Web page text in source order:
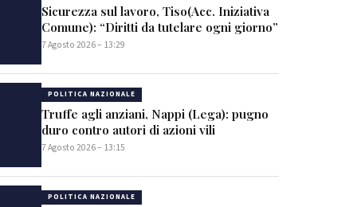
Sicurezza sul lavoro, Tiso(Acc. Iniziativa
Comune): “Diritti da tutelare ogni giorno”
7 Agosto 2026 – 13:29
POLITICA NAZIONALE
Truffe agli anziani, Nappi (Lega): pugno
duro contro autori di azioni vili
7 Agosto 2026 – 13:15
POLITICA NAZIONALE